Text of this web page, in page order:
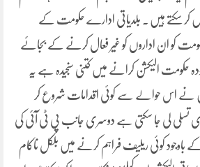
کر سکتے ہیں ۔ بلدیاتی ادارے حکومت کے
کو ان اداروں کو غیر فعال کرنے کے بجائے
حکومت الیکشن کرانے میں کتنی سنجیدہ ہے یہ
نے اس حوالے سے کوئی اقدامات شروع کر
تسلی لی جا سکتی ہے دوسری جانب پی ٹی آئی کی
کوئی ریلیف فراہم کرنے میں بلکل ناکام